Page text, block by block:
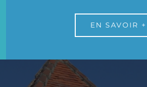
EN SAVOIR +